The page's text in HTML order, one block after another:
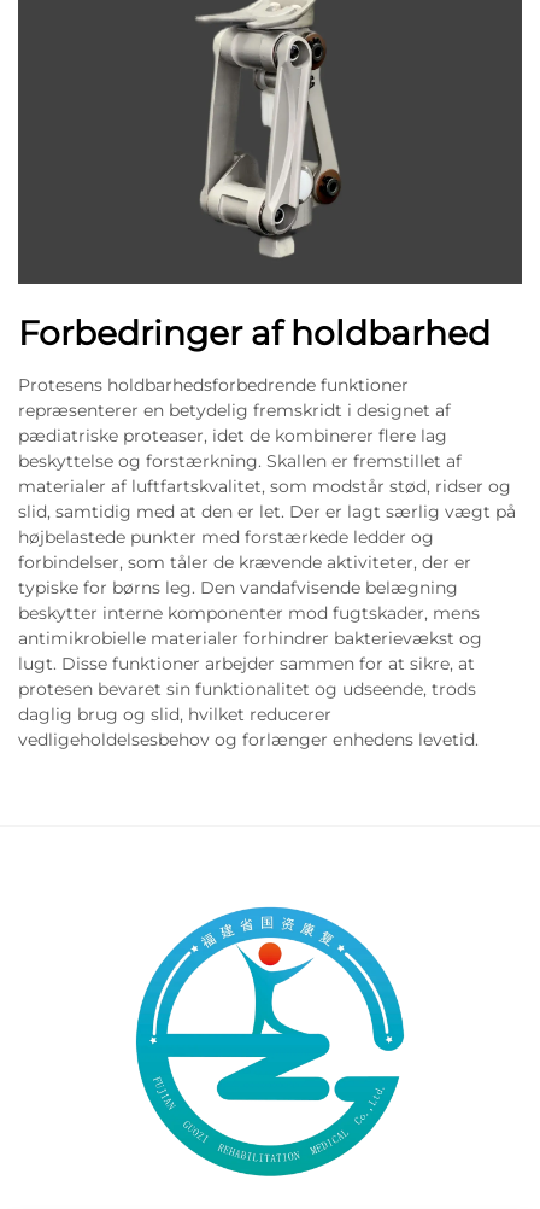
Forbedringer af holdbarhed
Protesens holdbarhedsforbedrende funktioner
repræsenterer en betydelig fremskridt i designet af
pædiatriske proteaser, idet de kombinerer flere lag
beskyttelse og forstærkning. Skallen er fremstillet af
materialer af luftfartskvalitet, som modstår stød, ridser og
slid, samtidig med at den er let. Der er lagt særlig vægt på
højbelastede punkter med forstærkede ledder og
forbindelser, som tåler de krævende aktiviteter, der er
typiske for børns leg. Den vandafvisende belægning
beskytter interne komponenter mod fugtskader, mens
antimikrobielle materialer forhindrer bakterievækst og
lugt. Disse funktioner arbejder sammen for at sikre, at
protesen bevaret sin funktionalitet og udseende, trods
daglig brug og slid, hvilket reducerer
vedligeholdelsesbehov og forlænger enhedens levetid.